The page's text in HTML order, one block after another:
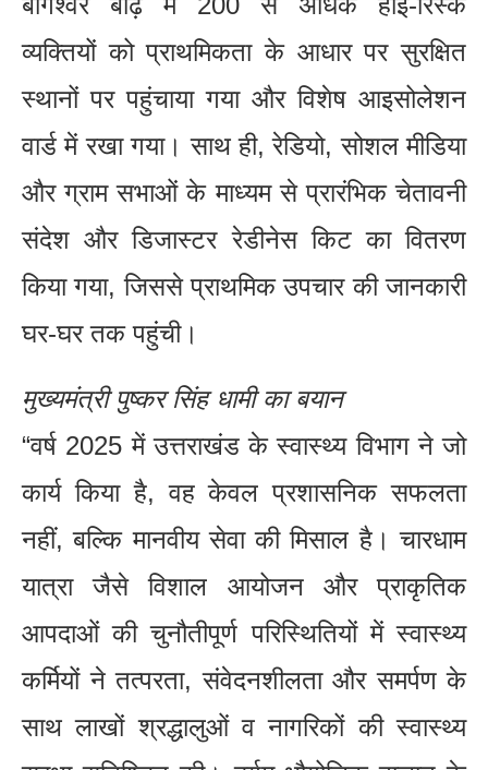
व्यक्तियों को प्राथमिकता के आधार पर सुरक्षित
स्थानों पर पहुंचाया गया और विशेष आइसोलेशन
वार्ड में रखा गया। साथ ही, रेडियो, सोशल मीडिया
और ग्राम सभाओं के माध्यम से प्रारंभिक चेतावनी
संदेश और डिजास्टर रेडीनेस किट का वितरण
किया गया, जिससे प्राथमिक उपचार की जानकारी
घर-घर तक पहुंची।
मुख्यमंत्री पुष्कर सिंह धामी का बयान
“वर्ष 2025 में उत्तराखंड के स्वास्थ्य विभाग ने जो
कार्य किया है, वह केवल प्रशासनिक सफलता
नहीं, बल्कि मानवीय सेवा की मिसाल है। चारधाम
यात्रा जैसे विशाल आयोजन और प्राकृतिक
आपदाओं की चुनौतीपूर्ण परिस्थितियों में स्वास्थ्य
कर्मियों ने तत्परता, संवेदनशीलता और समर्पण के
साथ लाखों श्रद्धालुओं व नागरिकों की स्वास्थ्य